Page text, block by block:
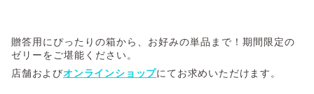
贈答用にぴったりの箱から、お好みの単品まで！期間限定の
ゼリーをご堪能ください。
店舗およびオンラインショップ にてお求めいただけます。